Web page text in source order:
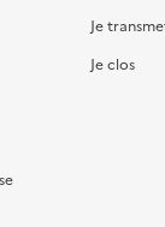
Je
Je clos